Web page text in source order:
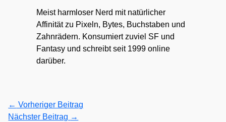
Meist harmloser Nerd mit natürlicher
Affinität zu Pixeln, Bytes, Buchstaben und
Zahnrädern. Konsumiert zuviel SF und
Fantasy und schreibt seit 1999 online
darüber.
← Vorheriger Beitrag
Nächster Beitrag →